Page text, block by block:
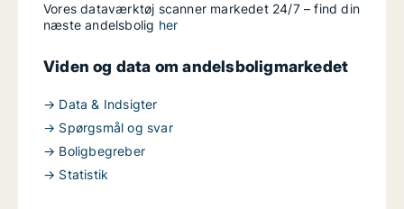
Vores dataværktøj scanner markedet 24/7 – find din
næste andelsbolig her
Viden og data om andelsboligmarkedet
→ Data & Indsigter
→ Spørgsmål og svar
→ Boligbegreber
→ Statistik